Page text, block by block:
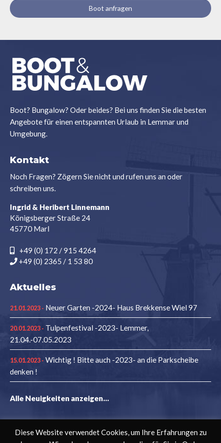
Boot anfragen
Boot? Bungalow? Oder beides? Bei uns finden Sie die besten
Angebote für einen entspannten Urlaub in Lemmar und
Umgebung.
Kontakt
Noch Fragen? Zögern Sie nicht und rufen uns an oder
schreiben uns.
Ingrid & Heribert Linnemann
Königsberger Straße 24
45770 Marl
+49 (0) 172 / 915 4264
+49 (0) 2365 / 1 53 80
Aktuelles
21.01.2023 - Neuer Garten -2024- Haus Brekkense Wiel 97
20.01.2023 - Tulpenfestival -2023- Lemmer,
21.04.-07.05.2023
15.01.2023 - Wichtig ! Bitte auch -2023- an die Parkscheibe
denken !
Alle Neuigkeiten anzeigen...
Diese Website verwendet Cookies, um Ihre Erfahrungen zu